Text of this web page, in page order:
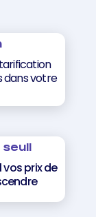
dans votre
vos prix de